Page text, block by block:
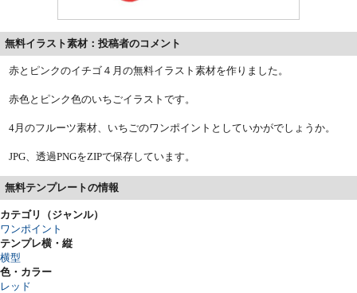
無料イラスト素材：投稿者のコメント
赤とピンクのイチゴ４月の無料イラスト素材を作りました。
赤色とピンク色のいちごイラストです。
4月のフルーツ素材、いちごのワンポイントとしていかがでしょうか。
JPG、透過PNGをZIPで保存しています。
無料テンプレートの情報
カテゴリ（ジャンル）
ワンポイント
テンプレ横・縦
横型
色・カラー
レッド